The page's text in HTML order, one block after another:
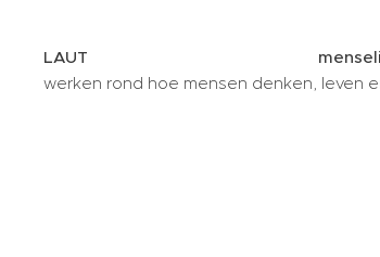
LAUT menselijke
werken rond hoe mensen denken, leven